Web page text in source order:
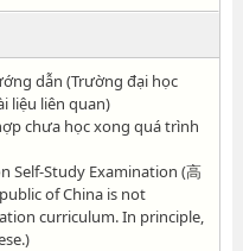
dẫn (Trường đại học
liệu liên quan)
chưa học xong quá trình
Self-Study Examination (高
of China is not
curriculum. In principle,